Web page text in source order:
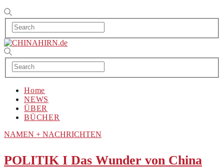
Home
NEWS
ÜBER
BÜCHER
NAMEN + NACHRICHTEN
POLITIK I Das Wunder von China